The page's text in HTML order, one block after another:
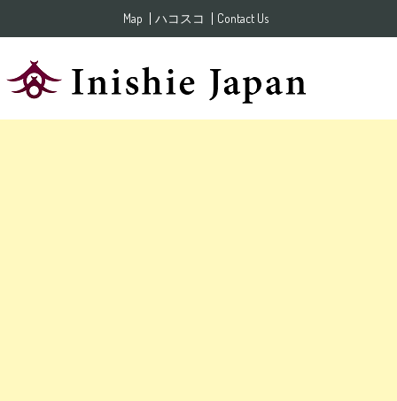
Map ハコスコ Contact Us